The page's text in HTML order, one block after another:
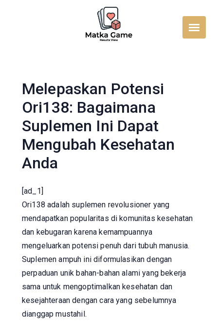
Melepaskan Potensi
Ori138: Bagaimana
Suplemen Ini Dapat
Mengubah Kesehatan
Anda
[ad_1]
Ori138 adalah suplemen revolusioner yang
mendapatkan popularitas di komunitas kesehatan
dan kebugaran karena kemampuannya
mengeluarkan potensi penuh dari tubuh manusia.
Suplemen ampuh ini diformulasikan dengan
perpaduan unik bahan-bahan alami yang bekerja
sama untuk mengoptimalkan kesehatan dan
kesejahteraan dengan cara yang sebelumnya
dianggap mustahil.